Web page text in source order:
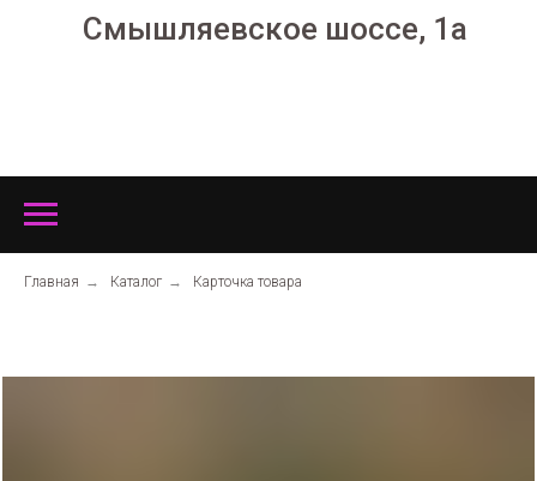
Смышляевское шоссе, 1а
Главная → Каталог → Карточка товара